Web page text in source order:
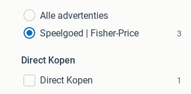
Alle advertenties
Speelgoed | Fisher-Price
3
Direct Kopen
Direct Kopen
1